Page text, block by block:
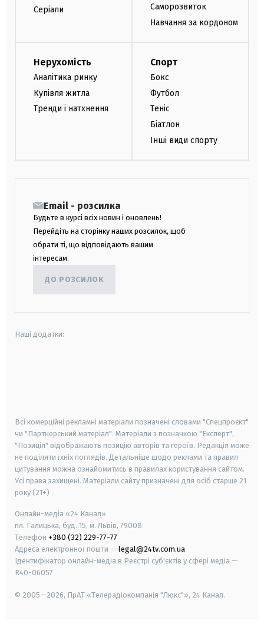
Серіали
Саморозвиток
Навчання за кордоном
Нерухомість
Аналітика ринку
Купівля житла
Тренди і натхнення
Спорт
Бокс
Футбол
Теніс
Біатлон
Інші види спорту
Email - розсилка
Будьте в курсі всіх новин і оновлень!
Перейдіть на сторінку наших розсилок, щоб
обрати ті, що відповідають вашим
інтересам.
ДО РОЗСИЛОК
Наші додатки:
Всі комерційні рекламні матеріали позначені словами "Спецпроєкт"
чи "Партнерський матеріал". Матеріали з позначкою "Експерт",
"Позиція" відображають позицію авторів та героїв. Редакція може
не поділяти їхніх поглядів. Детальніше щодо реклами та правил
цитування можна ознайомитись в правилах користування сайтом.
Усі права захищені. Матеріали сайту призначені для осіб старше 21
року (21+)
Онлайн-медіа «24 Канал»
пл. Галицька, буд. 15, м. Львів, 79008
Телефон +380 (32) 229-77-77
Адреса електронної пошти — legal@24tv.com.ua
Ідентифікатор онлайн-медіа в Реєстрі суб'єктів у сфері медіа —
R40-06057
© 2005—2026, ПрАТ «Телерадіокомпанія "Люкс"», 24 Канал.